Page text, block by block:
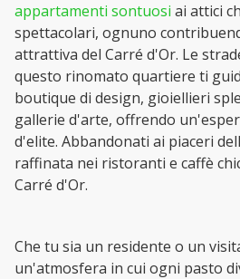
appartamenti sontuosi ai attici
spettacolari, ognuno
attrattiva del Carré d'Or. Le
questo rinomato quartiere ti
boutique di design, gioiellieri
gallerie d'arte, offrendo
d'elite. Abbandonati ai piaceri
raffinata nei ristoranti e caffè
Carré d'Or.
Che tu sia un residente o un
un'atmosfera in cui ogni pasto